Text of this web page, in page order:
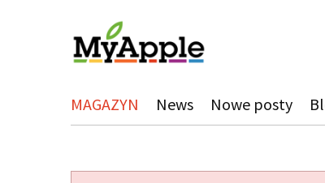
MAGAZYN News Nowe posty